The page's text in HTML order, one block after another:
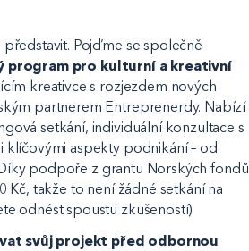
Pojďme se společně
program pro kulturní a kreativní
kreativce s rozjezdem nových
partnerem Entreprenerdy. Nabízí
setkání, individuální konzultace s
aspekty podnikání – od
podpoře z grantu Norských fondů
takže to není žádné setkání na
odnést spoustu zkušeností).
svůj projekt před odbornou